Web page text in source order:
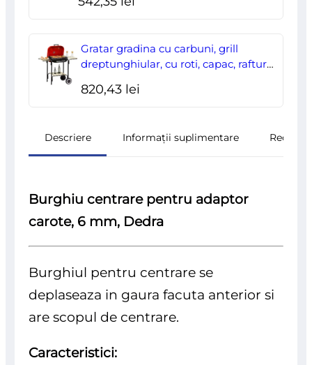
Gratar gradina cu carbuni, grill
dreptunghiular, cu roti, capac, rafturi,
820,43 lei
Descriere Informații suplimentare
Burghiu centrare pentru adaptor
carote, 6 mm, Dedra
Burghiul pentru centrare se
deplaseaza in gaura facuta anterior si
are scopul de centrare.
Caracteristici: